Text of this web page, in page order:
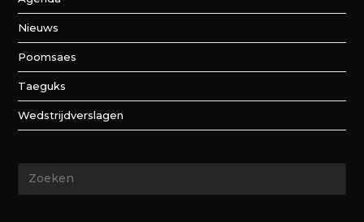
Nieuws
Poomsaes
Taeguks
Wedstrijdverslagen